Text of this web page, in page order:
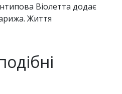
Віолетта додає
Життя